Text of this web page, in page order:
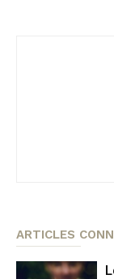
ARTICLES